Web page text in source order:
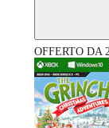
OFFERTO DA